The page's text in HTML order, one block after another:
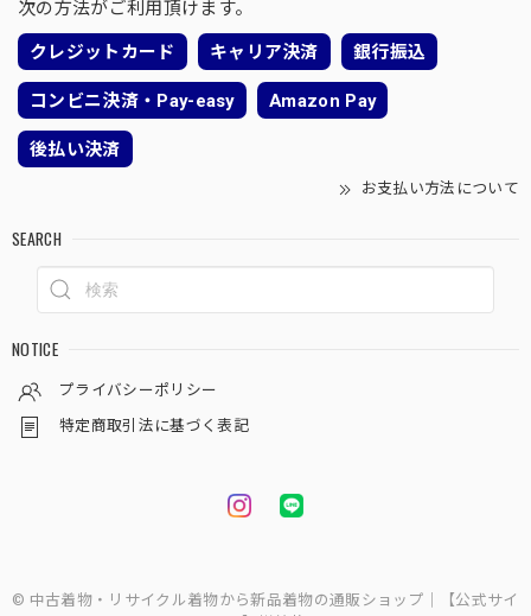
次の方法がご利用頂けます。
クレジットカード キャリア決済 銀行振込
コンビニ決済・Pay-easy Amazon Pay
後払い決済
お支払い方法について
SEARCH
NOTICE
プライバシーポリシー
特定商取引法に基づく表記
© 中古着物・リサイクル着物から新品着物の通販ショップ｜【公式サイ